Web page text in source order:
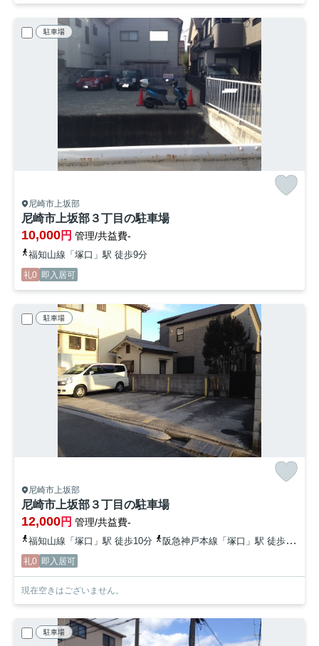
駐車場
尼崎市上坂部
尼崎市上坂部３丁目の駐車場
10,000円 管理/共益費-
福知山線「塚口」駅 徒歩9分
礼0 即入居可
駐車場
尼崎市上坂部
尼崎市上坂部３丁目の駐車場
12,000円 管理/共益費-
福知山線「塚口」駅 徒歩10分 阪急神戸本線「塚口」駅 徒歩23分
礼0 即入居可
現在空きはございません。
駐車場